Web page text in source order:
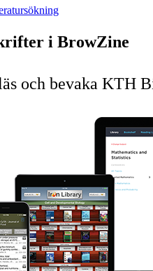
i BrowZine
och bevaka KTH